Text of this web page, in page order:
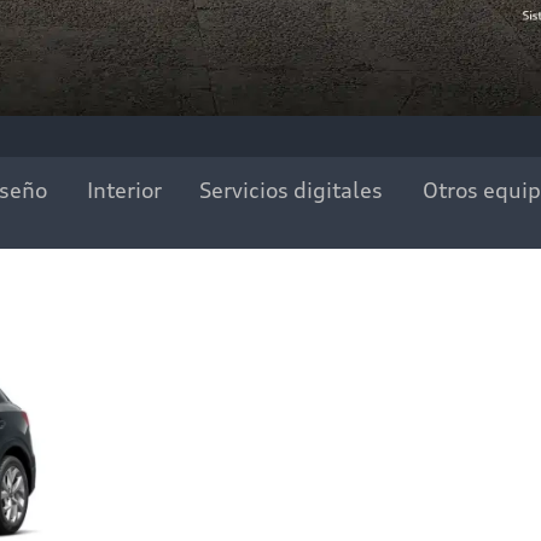
Interior Servicios digitales Otros